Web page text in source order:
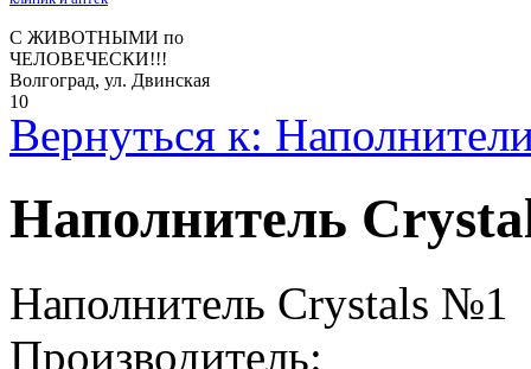
Вернуться к:
Наполнитель
Наполнитель Crystals №1
Производитель: